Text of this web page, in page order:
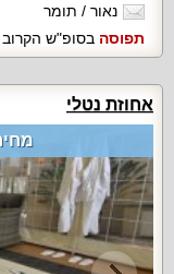
נאור / תומר
תפוסה בסופ"ש הקרוב
אחוזת נטלי